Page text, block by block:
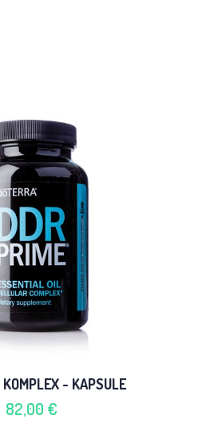
KOMPLEX - KAPSULE
82,00 €